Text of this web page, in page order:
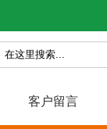
客户留言